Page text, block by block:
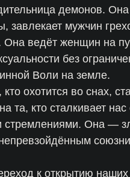
демонов. Она
завлекает мужчин
Она ведёт женщин на
без
Воли на земле.
охотится во снах,
та, кто сталкивает
стремлениями. Она —
к открытию